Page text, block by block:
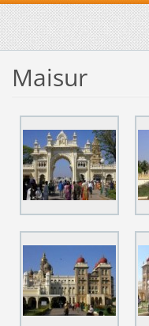
Maisur